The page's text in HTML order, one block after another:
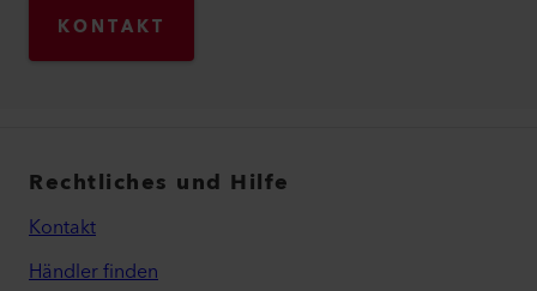
KONTAKT
Rechtliches und Hilfe
Kontakt
Händler finden